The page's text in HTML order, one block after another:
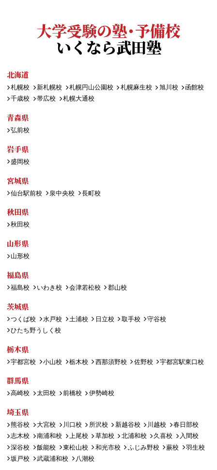
大学受験の塾・予備校
いくなら武田塾
北海道
札幌校 新札幌校 札幌円山公園校 札幌麻生校 旭川校
函館校
千歳校
帯広校 札幌大通校
青森県
弘前校
岩手県
盛岡校
宮城県
仙台駅前校 泉中央校 長町校
秋田県
秋田校
山形県
山形校
福島県
福島校 いわき校 会津若松校 郡山校
茨城県
つくば校 水戸校 土浦校 日立校 取手校
守谷校
ひたち野うしく校
栃木県
宇都宮校 小山校 栃木校 西那須野校 佐野校 宇都宮駅東口校
群馬県
高崎校 太田校 前橋校 伊勢崎校
埼玉県
熊谷校 大宮校 川口校 所沢校 新越谷校 川越校
春日部校
志木校
南浦和校 上尾校 草加校 北浦和校 久喜校
入間校
深谷校
飯能校 東松山校 和光市校 ふじみ野校 蕨校
羽生校
坂戸校
武蔵浦和校 八潮校